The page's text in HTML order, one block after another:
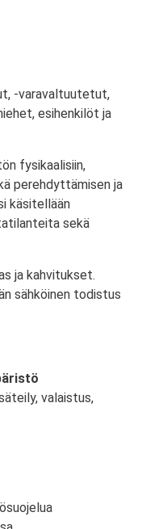
-varavaltuutetut,
esihenkilöt ja
fysikaalisiin,
perehdyttämisen ja
käsitellään
sekä
ja kahvitukset.
sähköinen todistus
valaistus,